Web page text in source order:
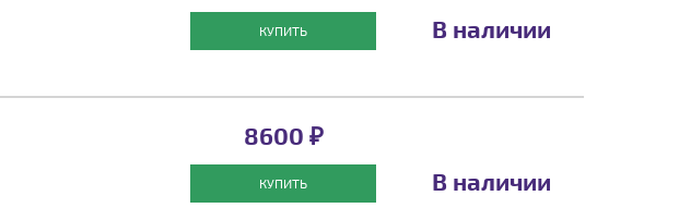
КУПИТЬ В наличии
8600 ₽
КУПИТЬ В наличии